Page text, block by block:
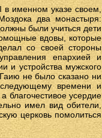
в именном указе своем,
два монастыря:
были учиться дети
вдовы, которые
со своей стороны
епархией и
и устройства мужского
не было сказано ни
времени и
благочестивое усердие
имел вид обители,
церковь помолиться